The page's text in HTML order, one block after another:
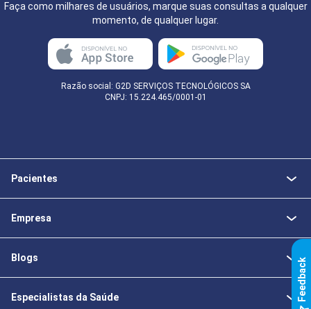
Faça como milhares de usuários, marque suas consultas a qualquer
momento, de qualquer lugar.
Razão social: G2D SERVIÇOS TECNOLÓGICOS SA
CNPJ: 15.224.465/0001-01
Pacientes
Empresa
Blogs
Especialistas da Saúde k